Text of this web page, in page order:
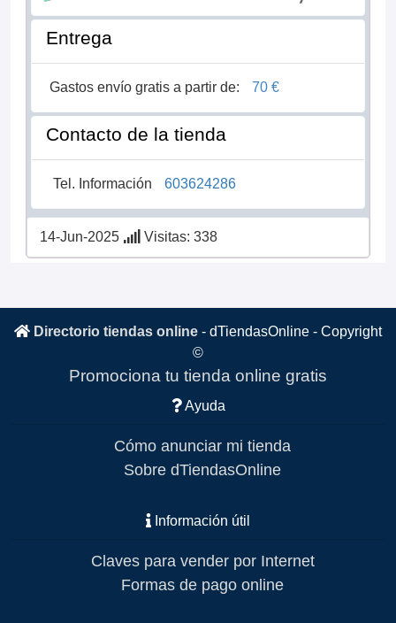
Entrega
Gastos envío gratis a partir de: 70 €
Contacto de la tienda
Tel. Información 603624286
14-Jun-2025 Visitas: 338
Directorio tiendas online - dTiendasOnline - Copyright
©
Promociona tu tienda online gratis
Ayuda
Cómo anunciar mi tienda
Sobre dTiendasOnline
Información útil
Claves para vender por Internet
Formas de pago online